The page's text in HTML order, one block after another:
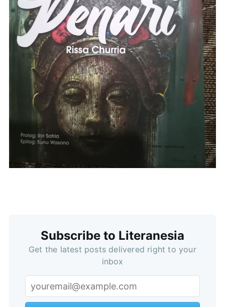
Subscribe to Literanesia
Get the latest posts delivered right to your
inbox